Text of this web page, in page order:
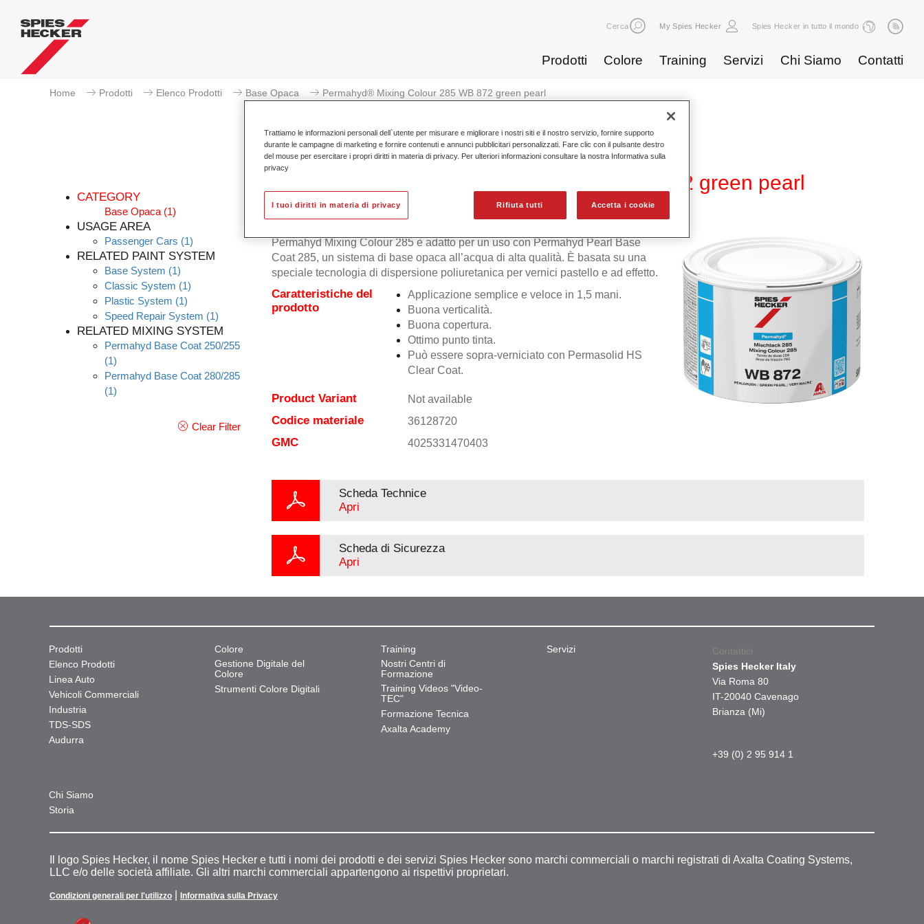
Cerca My Spies Hecker Spies Hecker in tutto il mondo
Prodotti Colore Training Servizi Chi Siamo Contatti
Home Prodotti Elenco Prodotti Base Opaca Permahyd® Mixing Colour 285 WB 872 green pearl
CATEGORY
Base Opaca (1)
USAGE AREA
Passenger Cars (1)
RELATED PAINT SYSTEM
Base System (1)
Classic System (1)
Plastic System (1)
Speed Repair System (1)
RELATED MIXING SYSTEM
Permahyd Base Coat 250/255
(1)
Permahyd Base Coat 280/285
(1)
Clear Filter
Permahyd® Mixing Colour 285 WB 872 green pearl
Permahyd Mixing Colour 285 è adatto per un uso con Permahyd Pearl Base
Coat 285, un sistema di base opaca all’acqua di alta qualità. È basata su una
speciale tecnologia di dispersione poliuretanica per vernici pastello e ad effetto.
Caratteristiche del
prodotto
Applicazione semplice e veloce in 1,5 mani.
Buona verticalità.
Buona copertura.
Ottimo punto tinta.
Può essere sopra-verniciato con Permasolid HS
Clear Coat.
Product Variant Not available
Codice materiale 36128720
GMC 4025331470403
Scheda Technice
Apri
Scheda di Sicurezza
Apri
Prodotti
Elenco Prodotti
Linea Auto
Vehicoli Commerciali
Industria
TDS-SDS
Audurra
Colore
Gestione Digitale del
Colore
Strumenti Colore Digitali
Training
Nostri Centri di
Formazione
Training Videos "Video-
TEC"
Formazione Tecnica
Axalta Academy
Servizi
Chi Siamo
Storia
Contattici
Spies Hecker Italy
Via Roma 80
IT-20040 Cavenago
Brianza (Mi)
+39 (0) 2 95 914 1
Il logo Spies Hecker, il nome Spies Hecker e tutti i nomi dei prodotti e dei servizi Spies Hecker sono marchi commerciali o marchi registrati di Axalta Coating Systems,
LLC e/o delle società affiliate. Gli altri marchi commerciali appartengono ai rispettivi proprietari.
Condizioni generali per l'utilizzo Informativa sulla Privacy
Trattiamo le informazioni personali dell`utente per misurare e migliorare i nostri siti e il nostro servizio, fornire supporto
durante le campagne di marketing e fornire contenuti e annunci pubblicitari personalizzati. Fare clic con il pulsante destro
del mouse per esercitare i propri diritti in materia di privacy. Per ulteriori informazioni consultare la nostra Informativa sulla
privacy
Rifiuta tutti Accetta i cookie
I tuoi diritti in materia di privacy